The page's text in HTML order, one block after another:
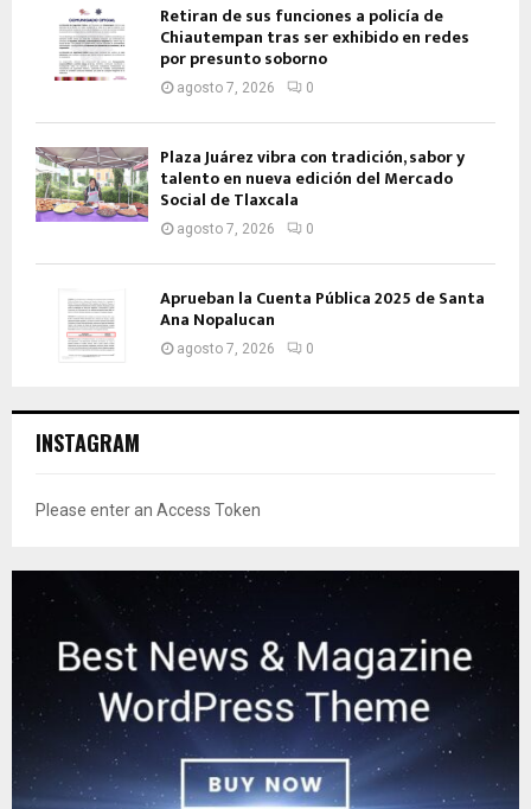
Retiran de sus funciones a policía de
Chiautempan tras ser exhibido en redes
por presunto soborno
agosto 7, 2026 0
Plaza Juárez vibra con tradición, sabor y
talento en nueva edición del Mercado
Social de Tlaxcala
agosto 7, 2026 0
Aprueban la Cuenta Pública 2025 de Santa
Ana Nopalucan
agosto 7, 2026 0
INSTAGRAM
Please enter an Access Token